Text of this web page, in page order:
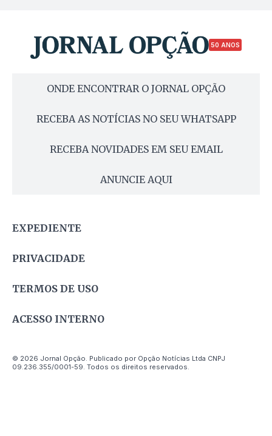
50 ANOS
ONDE ENCONTRAR O JORNAL OPÇÃO
RECEBA AS NOTÍCIAS NO SEU WHATSAPP
RECEBA NOVIDADES EM SEU EMAIL
ANUNCIE AQUI
EXPEDIENTE
PRIVACIDADE
TERMOS DE USO
ACESSO INTERNO
© 2026 Jornal Opção. Publicado por Opção Notícias Ltda CNPJ
09.236.355/0001-59. Todos os direitos reservados.